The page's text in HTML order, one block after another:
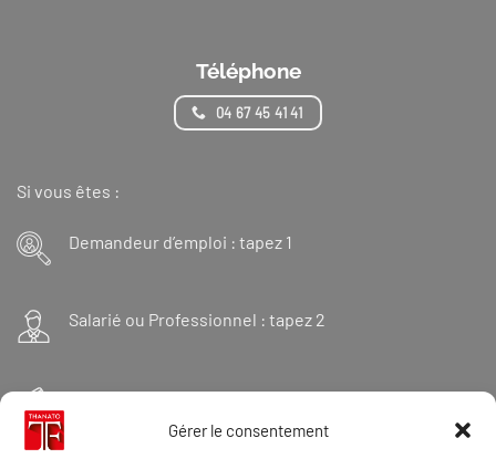
Gérer le consentement
Téléphone
04 67 45 41 41
Si vous êtes :
Demandeur d’emploi : tapez 1
Salarié ou Professionnel : tapez 2
Financeur : tapez 3